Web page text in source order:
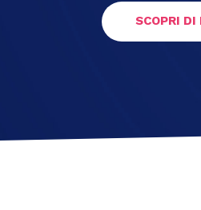
SCOPRI DI